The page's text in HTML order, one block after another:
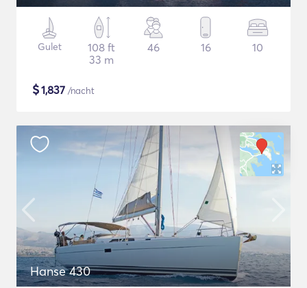
Gulet
108 ft
33 m
46 16 10
$1,837 /nacht
Hanse 430